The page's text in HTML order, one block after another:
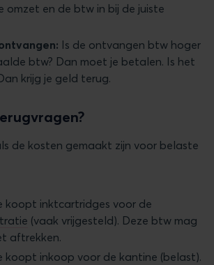
omzet en de btw in bij de juiste
Is de ontvangen btw hoger
btw? Dan moet je betalen. Is het
krijg je geld terug.
de kosten gemaakt zijn voor belaste
koopt inktcartridges voor de
(vaak vrijgesteld). Deze btw mag
aftrekken.
koopt inkoop voor de kantine (belast).